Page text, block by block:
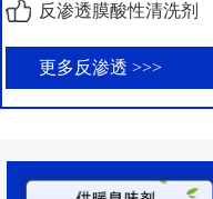
反渗透膜酸性清洗剂
更多反渗透 >>>